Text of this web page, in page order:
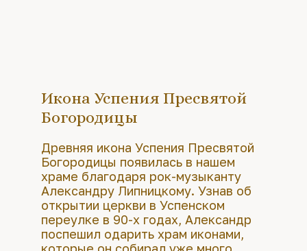
Икона Успения Пресвятой
Богородицы
Древняя икона Успения Пресвятой
Богородицы появилась в нашем
храме благодаря рок-музыканту
Александру Липницкому. Узнав об
открытии церкви в Успенском
переулке в 90-х годах, Александр
поспешил одарить храм иконами,